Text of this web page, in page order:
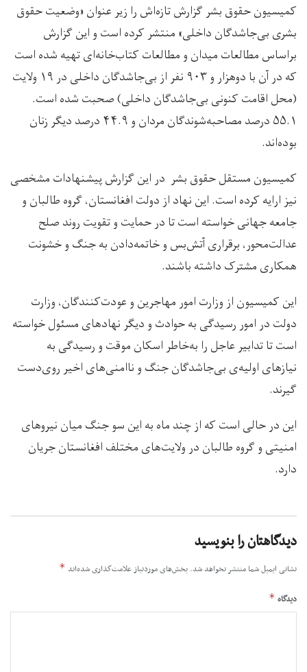
کمیسیون حقوق بشر گزارش تازه‌اش را زیر عنوان «وضعیت حقوق
بشری بی‌جاشدگان داخلی» منتشر کرده است و این گزارش
براساس مطالعات میدان و مطالعات کتاب‌خانه‌ای تهیه شده است
که در آن با دوهزار و ۹۰۳ نفر از بی‌جاشدگان داخلی در ۱۹ ولایت
(محل اقامت کنونی بی‌جاشدگان داخلی) صحبت شده است.
۵۵.۱ درصد مصاحبه‌شوندگان مردان و ۴۴.۹ درصد دیگر زنان
بوده‌اند.
کمیسیون مستقل حقوق بشر در این گزارش پیشنهادات مشخصی
نیز ارایه کرده است. این نهاد از دولت افغانستان، گروه طالبان و
جامعه جهانی خواسته است تا در حمایت و تقویت روند صلح
عدالت‌محور، برقراری آتش‌بس و خاتمه‌دادن به جنگ و خشونت
همکاری مشترک داشته باشند.
این کمیسیون از وزارت امور مهاجرین و عودت‌کنندگان، وزارت
دولت در امور رسیدگی به حوادث و دیگر نهادهای مسئول خواسته
است تا تدابیر عاجل را به‌خاطر اسکان موقت و رسیدگی به
نیازهای اولیه‌ی بی‌جاشدگان جنگ و ناامنی‌های اخیر روی‌دست
گیرند.
این در حالی است که از چند ماه به این سو جنگ میان نیروهای
امنیتی و گروه طالبان در ولایت‌های مختلف افغانستان جریان
دارد.
دیدگاهتان را بنویسید
نشانی ایمیل شما منتشر نخواهد شد. بخش‌های موردنیاز علامت‌گذاری شده‌اند *
دیدگاه *